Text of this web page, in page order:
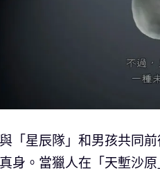
「星辰隊」和男孩共同
身。當獵人在「天塹沙